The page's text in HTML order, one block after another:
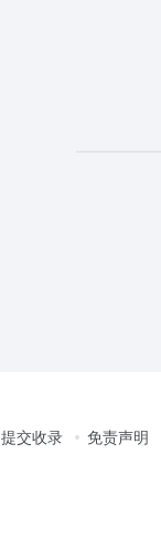
提交收录 免责声明